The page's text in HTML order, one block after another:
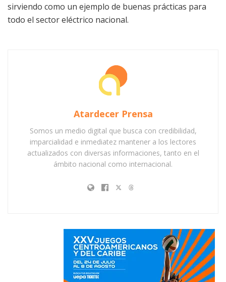
sirviendo como un ejemplo de buenas prácticas para
todo el sector eléctrico nacional.
Atardecer Prensa
Somos un medio digital que busca con credibilidad,
imparcialidad e inmediatez mantener a los lectores
actualizados con diversas informaciones, tanto en el
ámbito nacional como internacional.